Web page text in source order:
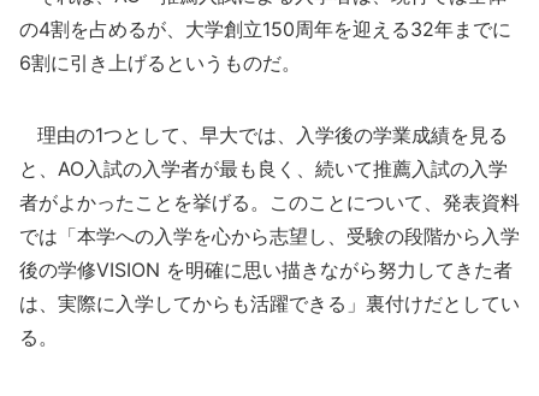
の4割を占めるが、大学創立150周年を迎える32年までに
6割に引き上げるというものだ。
理由の1つとして、早大では、入学後の学業成績を見る
と、AO入試の入学者が最も良く、続いて推薦入試の入学
者がよかったことを挙げる。このことについて、発表資料
では「本学への入学を心から志望し、受験の段階から入学
後の学修VISION を明確に思い描きながら努力してきた者
は、実際に入学してからも活躍できる」裏付けだとしてい
る。